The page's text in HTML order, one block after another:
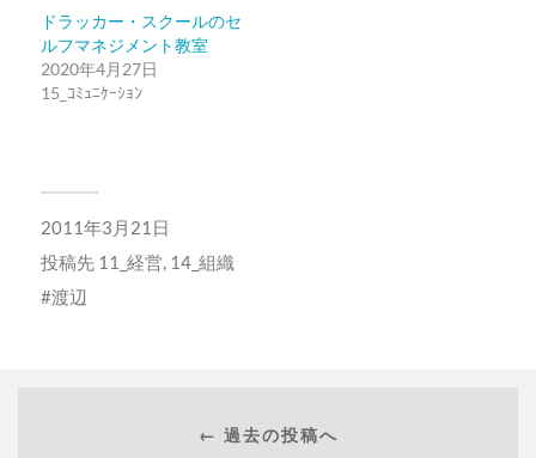
ド
ウ
で
開
き
ま
さ
い
(新
し
い
ウ
ま
す)
ドラッカー・スクールのセ
ルフマネジメント教室
2020年4月27日
15_ｺﾐｭﾆｹｰｼｮﾝ
2011年3月21日
投稿先 11_経営, 14_組織
渡辺
← 過去の投稿へ